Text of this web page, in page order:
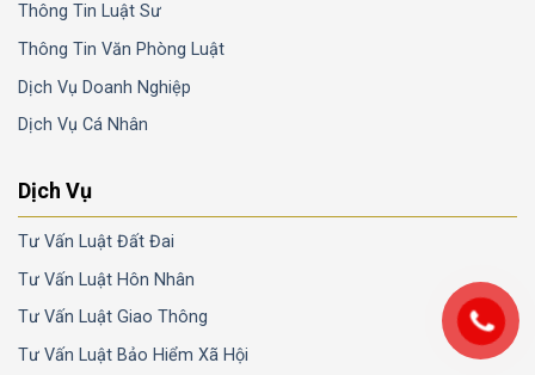
Thông Tin Luật Sư
Thông Tin Văn Phòng Luật
Dịch Vụ Doanh Nghiệp
Dịch Vụ Cá Nhân
Dịch Vụ
Tư Vấn Luật Đất Đai
Tư Vấn Luật Hôn Nhân
Tư Vấn Luật Giao Thông
Tư Vấn Luật Bảo Hiểm Xã Hội